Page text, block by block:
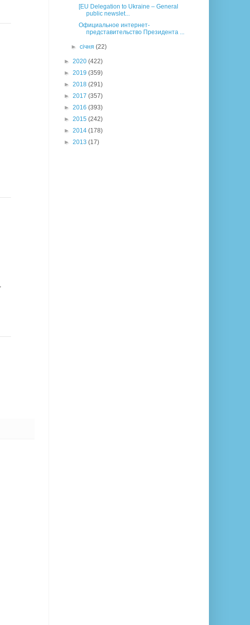
[EU Delegation to Ukraine – General
public newslet...
Официальное интернет-
представительство Президента ...
►січня(22)
► 2020 (422)
► 2019 (359)
► 2018 (291)
► 2017 (357)
► 2016 (393)
► 2015 (242)
► 2014 (178)
► 2013 (17)